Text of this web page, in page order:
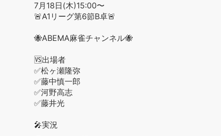
7月18日(木)15:00〜
🚨A1リーグ第6節B卓🚨
🐝ABEMA麻雀チャンネル🐝
🆚出場者
✅松ヶ瀬隆弥
✅藤中慎一郎
✅河野高志
✅藤井光
🎤実況